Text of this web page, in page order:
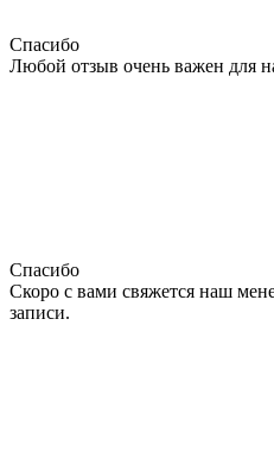
Спасибо
Любой отзыв очень важен для
Спасибо
Скоро с вами свяжется наш
записи.